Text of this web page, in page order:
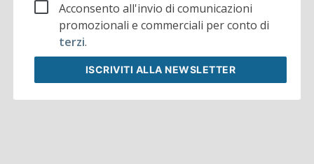
Acconsento all'invio di comunicazioni
promozionali e commerciali per conto di
terzi.
ISCRIVITI ALLA NEWSLETTER